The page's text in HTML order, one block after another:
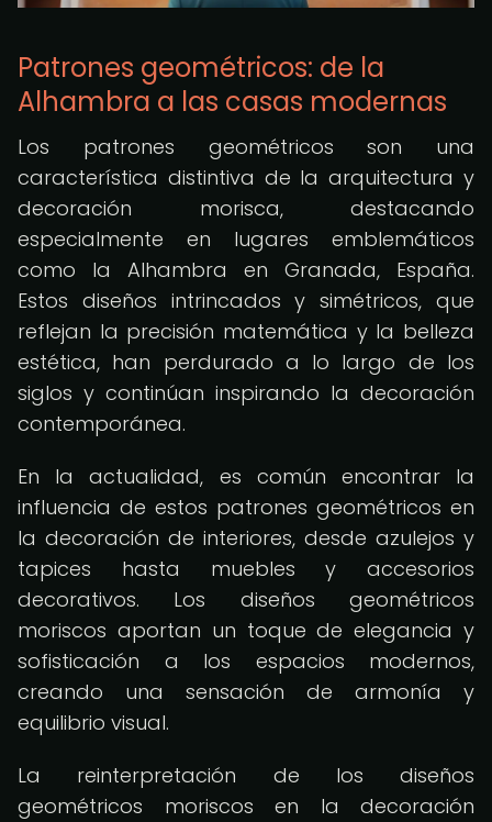
Patrones geométricos: de la
Alhambra a las casas modernas
Los patrones geométricos son una
característica distintiva de la arquitectura y
decoración morisca, destacando
especialmente en lugares emblemáticos
como la Alhambra en Granada, España.
Estos diseños intrincados y simétricos, que
reflejan la precisión matemática y la belleza
estética, han perdurado a lo largo de los
siglos y continúan inspirando la decoración
contemporánea.
En la actualidad, es común encontrar la
influencia de estos patrones geométricos en
la decoración de interiores, desde azulejos y
tapices hasta muebles y accesorios
decorativos. Los diseños geométricos
moriscos aportan un toque de elegancia y
sofisticación a los espacios modernos,
creando una sensación de armonía y
equilibrio visual.
La reinterpretación de los diseños
geométricos moriscos en la decoración